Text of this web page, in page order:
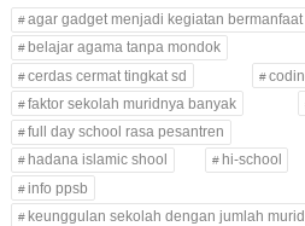
agar gadget menjadi kegiatan bermanfaat
belajar agama tanpa mondok
cerdas cermat tingkat sd
faktor sekolah muridnya banyak
full day school rasa pesantren
hadana islamic shool
hi-school
info ppsb
keunggulan sekolah dengan jumlah